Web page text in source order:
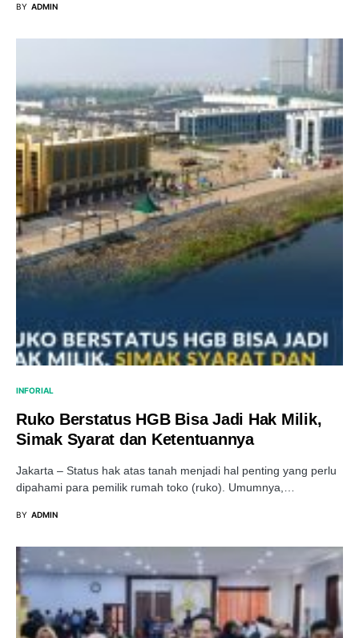
BY ADMIN
INFORIAL
Ruko Berstatus HGB Bisa Jadi Hak Milik,
Simak Syarat dan Ketentuannya
Jakarta – Status hak atas tanah menjadi hal penting yang perlu
dipahami para pemilik rumah toko (ruko). Umumnya,…
BY ADMIN